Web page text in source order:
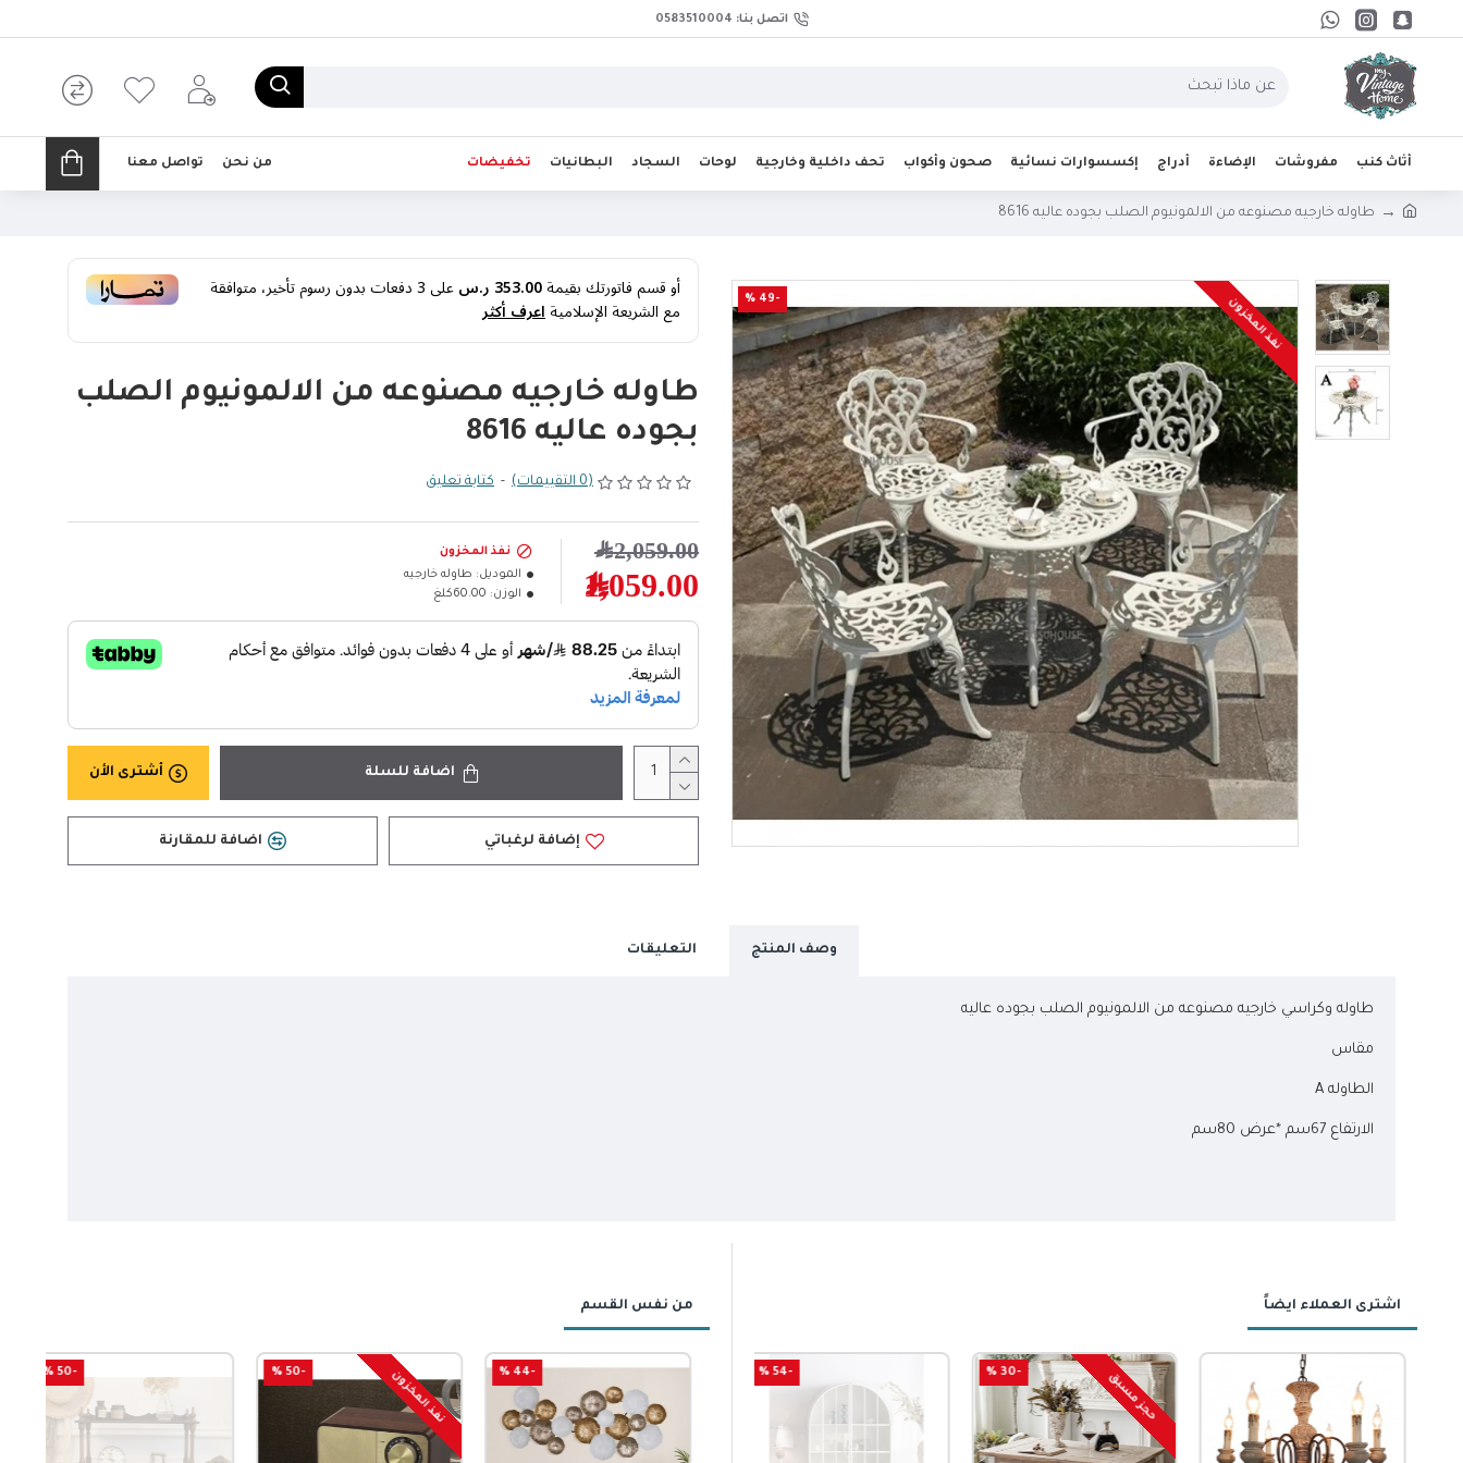
اتصل بنا: 0583510004
أثاث كنب مفروشات الإضاءة أدراج إكسسوارات نسائية صحون وأكواب تحف داخلية وخارجية لوحات السجاد البطانيات تخفيضات من نحن تواصل معنا
طاوله خارجيه مصنوعه من الالمونيوم الصلب بجوده عاليه 8616
-49 % نفذ المخزون
أو قسم فاتورتك بقيمة353.00 ر.س على3دفعات بدون رسوم تأخير، متوافقة
مع الشريعة الإسلاميةاعرف أكثر
طاوله خارجيه مصنوعه من الالمونيوم الصلب
بجوده عاليه 8616
(0 التقييمات) - كتابة تعليق
1,059.00﷼
2,059.00﷼
نفذ المخزون
الموديل: طاوله خارجيه
الوزن: 60.00كلغ
اضافة للسلة أشترى الأن
إضافة لرغباتي اضافة للمقارنة
وصف المنتج التعليقات
طاوله وكراسي خارجيه مصنوعه من الالمونيوم الصلب بجوده عاليه
مقاس
الطاوله A
الارتفاع 67سم *عرض 80سم
اشترى العملاء ايضاً
-30 % حجز مسبق
من نفس القسم
نفذ المخزون -60 % نفذ المخزون